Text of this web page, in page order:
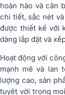
hoàn hảo và cân
chi tiết, sắc nét
được thiết kế với
dàng lắp đặt và
Hoạt động với
mạnh mẽ và lan
lượng cao, sản
tuyệt vời trong